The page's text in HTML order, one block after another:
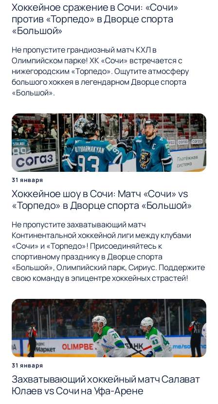
Хоккейное сражение в Сочи: «Сочи»
против «Торпедо» в Дворце спорта
«Большой»
Не пропустите грандиозный матч КХЛ в
Олимпийском парке! ХК «Сочи» встречается с
нижегородским «Торпедо». Ощутите атмосферу
большого хоккея в легендарном Дворце спорта
«Большой».
31 января
Хоккейное шоу в Сочи: Матч «Сочи» vs
«Торпедо» в Дворце спорта «Большой»
Не пропустите захватывающий матч
Континентальной хоккейной лиги между клубами
«Сочи» и «Торпедо»! Присоединяйтесь к
спортивному празднику в Дворце спорта
«Большой», Олимпийский парк, Сириус. Поддержите
свою команду в эпицентре хоккейных страстей!
31 января
Захватывающий хоккейный матч Салават
Юлаев vs Сочи на Уфа-Арене